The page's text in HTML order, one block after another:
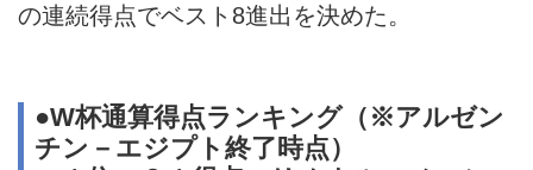
の連続得点でベスト8進出を決めた。
●W杯通算得点ランキング（※アルゼン
チン－エジプト終了時点）